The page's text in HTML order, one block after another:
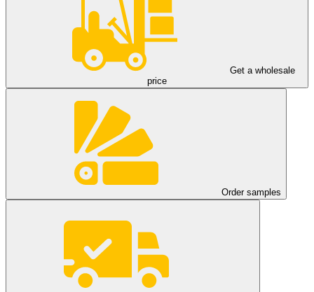
Get a wholesale
price
Order samples